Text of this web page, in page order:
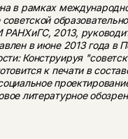
в рамках
советской
РАНХиГС, 2013,
в июне 2013 года в
Конструи­руя
к печати в
литературное